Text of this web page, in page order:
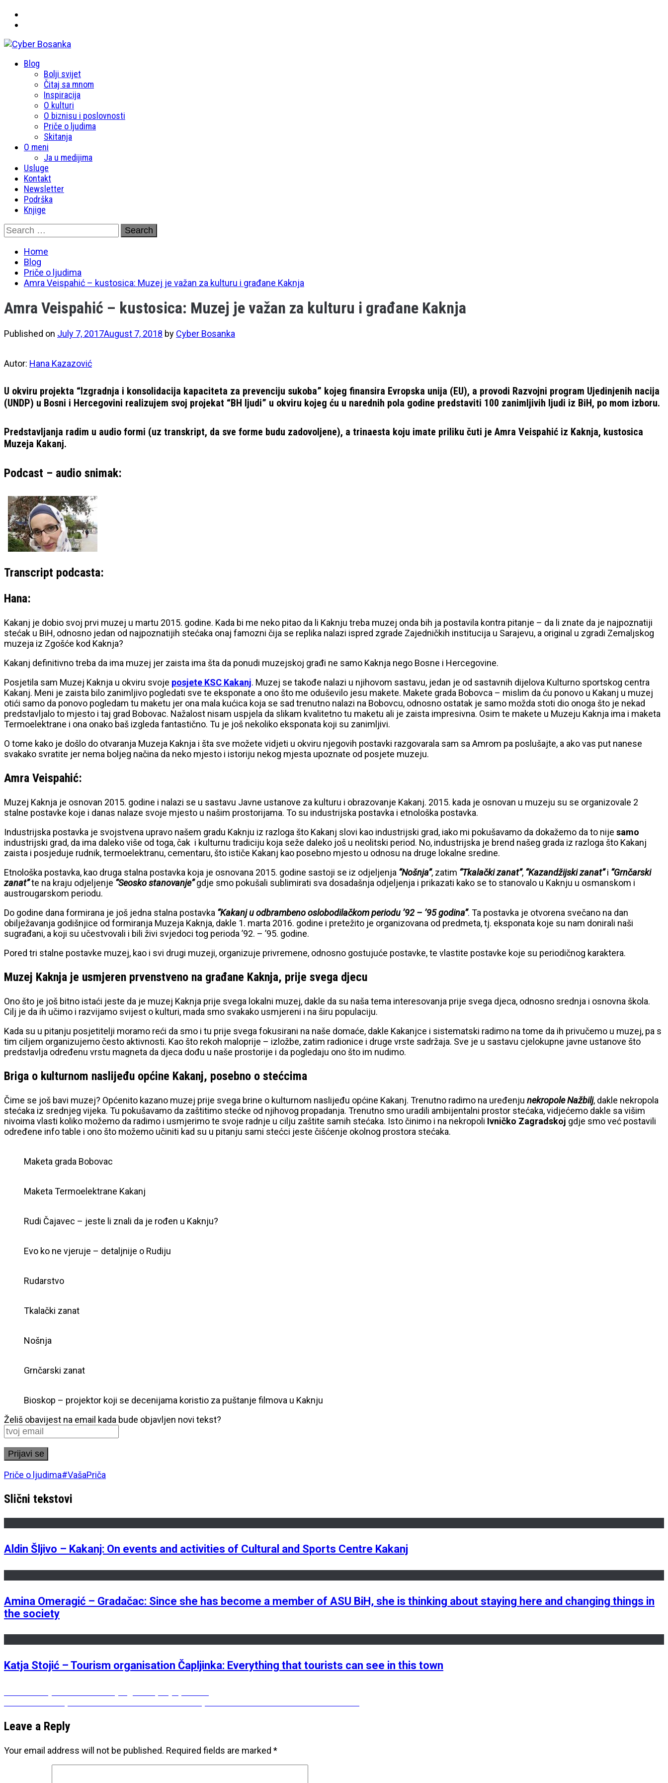
Cyber Bosanka
Primary
Blog
Bolji svijet
Čitaj sa mnom
Inspiracija
O kulturi
O biznisu i poslovnosti
Priče o ljudima
Skitanja
O meni
Ja u medijima
Usluge
Kontakt
Newsletter
Podrška
Knjige
Skip
to
content
Search
for:
Home
Blog
Priče o ljudima
Amra Veispahić – kustosica: Muzej je važan za kulturu i građane Kaknja
Amra Veispahić – kustosica: Muzej je važan za kulturu i građane Kaknja
Published on July 7, 2017August 7, 2018 by Cyber Bosanka
Autor: Hana Kazazović
U okviru projekta “Izgradnja i konsolidacija kapaciteta za prevenciju sukoba” kojeg finansira Evropska unija (EU), a provodi Razvojni program Ujedinjenih nacija
(UNDP) u Bosni i Hercegovini realizujem svoj projekat “BH ljudi” u okviru kojeg ću u narednih pola godine predstaviti 100 zanimljivih ljudi iz BiH, po mom izboru.
Predstavljanja radim u audio formi (uz transkript, da sve forme budu zadovoljene), a trinaesta koju imate priliku čuti je Amra Veispahić iz Kaknja, kustosica
Muzeja Kakanj.
Podcast – audio snimak:
Transcript podcasta:
Hana:
Kakanj je dobio svoj prvi muzej u martu 2015. godine. Kada bi me neko pitao da li Kaknju treba muzej onda bih ja postavila kontra pitanje – da li znate da je najpoznatiji
stećak u BiH, odnosno jedan od najpoznatijih stećaka onaj famozni čija se replika nalazi ispred zgrade Zajedničkih institucija u Sarajevu, a original u zgradi Zemaljskog
muzeja iz Zgošće kod Kaknja?
Kakanj definitivno treba da ima muzej jer zaista ima šta da ponudi muzejskoj građi ne samo Kaknja nego Bosne i Hercegovine.
Posjetila sam Muzej Kaknja u okviru svoje posjete KSC Kakanj. Muzej se takođe nalazi u njihovom sastavu, jedan je od sastavnih dijelova Kulturno sportskog centra
Kakanj. Meni je zaista bilo zanimljivo pogledati sve te eksponate a ono što me oduševilo jesu makete. Makete grada Bobovca – mislim da ću ponovo u Kakanj u muzej
otići samo da ponovo pogledam tu maketu jer ona mala kućica koja se sad trenutno nalazi na Bobovcu, odnosno ostatak je samo možda stoti dio onoga što je nekad
predstavljalo to mjesto i taj grad Bobovac. Nažalost nisam uspjela da slikam kvalitetno tu maketu ali je zaista impresivna. Osim te makete u Muzeju Kaknja ima i maketa
Termoelektrane i ona onako baš izgleda fantastično. Tu je još nekoliko eksponata koji su zanimljivi.
O tome kako je došlo do otvaranja Muzeja Kaknja i šta sve možete vidjeti u okviru njegovih postavki razgovarala sam sa Amrom pa poslušajte, a ako vas put nanese
svakako svratite jer nema boljeg načina da neko mjesto i istoriju nekog mjesta upoznate od posjete muzeju.
Amra Veispahić:
Muzej Kaknja je osnovan 2015. godine i nalazi se u sastavu Javne ustanove za kulturu i obrazovanje Kakanj. 2015. kada je osnovan u muzeju su se organizovale 2
stalne postavke koje i danas nalaze svoje mjesto u našim prostorijama. To su industrijska postavka i etnološka postavka.
Industrijska postavka je svojstvena upravo našem gradu Kaknju iz razloga što Kakanj slovi kao industrijski grad, iako mi pokušavamo da dokažemo da to nije samo
industrijski grad, da ima daleko više od toga, čak i kulturnu tradiciju koja seže daleko još u neolitski period. No, industrijska je brend našeg grada iz razloga što Kakanj
zaista i posjeduje rudnik, termoelektranu, cementaru, što ističe Kakanj kao posebno mjesto u odnosu na druge lokalne sredine.
Etnološka postavka, kao druga stalna postavka koja je osnovana 2015. godine sastoji se iz odjeljenja “Nošnja”, zatim “Tkalački zanat”, “Kazandžijski zanat”i “Grnčarski
zanat”te na kraju odjeljenje “Seosko stanovanje”gdje smo pokušali sublimirati sva dosadašnja odjeljenja i prikazati kako se to stanovalo u Kaknju u osmanskom i
austrougarskom periodu.
Do godine dana formirana je još jedna stalna postavka “Kakanj u odbrambeno oslobodilačkom periodu ’92 – ’95 godina”. Ta postavka je otvorena svečano na dan
obilježavanja godišnjice od formiranja Muzeja Kaknja, dakle 1. marta 2016. godine i pretežito je organizovana od predmeta, tj. eksponata koje su nam donirali naši
sugrađani, a koji su učestvovali i bili živi svjedoci tog perioda ’92. – ’95. godine.
Pored tri stalne postavke muzej, kao i svi drugi muzeji, organizuje privremene, odnosno gostujuće postavke, te vlastite postavke koje su periodičnog karaktera.
Muzej Kaknja je usmjeren prvenstveno na građane Kaknja, prije svega djecu
Ono što je još bitno istaći jeste da je muzej Kaknja prije svega lokalni muzej, dakle da su naša tema interesovanja prije svega djeca, odnosno srednja i osnovna škola.
Cilj je da ih učimo i razvijamo svijest o kulturi, mada smo svakako usmjereni i na širu populaciju.
Kada su u pitanju posjetitelji moramo reći da smo i tu prije svega fokusirani na naše domaće, dakle Kakanjce i sistematski radimo na tome da ih privučemo u muzej, pa s
tim ciljem organizujemo često aktivnosti. Kao što rekoh maloprije – izložbe, zatim radionice i druge vrste sadržaja. Sve je u sastavu cjelokupne javne ustanove što
predstavlja određenu vrstu magneta da djeca dođu u naše prostorije i da pogledaju ono što im nudimo.
Briga o kulturnom naslijeđu općine Kakanj, posebno o stećcima
Čime se još bavi muzej? Općenito kazano muzej prije svega brine o kulturnom naslijeđu općine Kakanj. Trenutno radimo na uređenju nekropole Nažbilj, dakle nekropola
stećaka iz srednjeg vijeka. Tu pokušavamo da zaštitimo stećke od njihovog propadanja. Trenutno smo uradili ambijentalni prostor stećaka, vidjećemo dakle sa višim
nivoima vlasti koliko možemo da radimo i usmjerimo te svoje radnje u cilju zaštite samih stećaka. Isto činimo i na nekropoli Ivničko Zagradskoj gdje smo već postavili
određene info table i ono što možemo učiniti kad su u pitanju sami stećci jeste čišćenje okolnog prostora stećaka.
Maketa grada Bobovac
Maketa Termoelektrane Kakanj
Rudi Čajavec – jeste li znali da je rođen u Kaknju?
Evo ko ne vjeruje – detaljnije o Rudiju
Rudarstvo
Tkalački zanat
Nošnja
Grnčarski zanat
Bioskop – projektor koji se decenijama koristio za puštanje filmova u Kaknju
Želiš obavijest na email kada bude objavljen novi tekst?
Priče o ljudima#VašaPriča
Slični tekstovi
Aldin Šljivo – Kakanj: On events and activities of Cultural and Sports Centre Kakanj
Amina Omeragić – Gradačac: Since she has become a member of ASU BiH, she is thinking about staying here and changing things in
the society
Katja Stojić – Tourism organisation Čapljinka: Everything that tourists can see in this town
Post
navigation
Leave a Reply
Your email address will not be published. Required fields are marked *